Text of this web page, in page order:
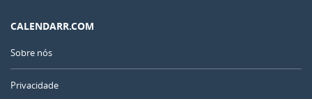
CALENDARR.COM
Sobre nós
Privacidade